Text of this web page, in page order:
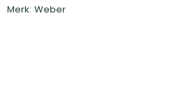
Merk: Weber